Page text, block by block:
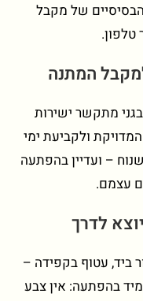
של מקבל
מתקשר ישירות
ולקביעת ימי
– ועדיין בהפתעה
עצמם.
ביד, עטוף בקפידה –
בהפתעה: אין צבע